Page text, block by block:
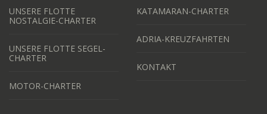
UNSERE FLOTTE
NOSTALGIE-CHARTER
UNSERE FLOTTE SEGEL-
CHARTER
MOTOR-CHARTER
KATAMARAN-CHARTER
ADRIA-KREUZFAHRTEN
KONTAKT